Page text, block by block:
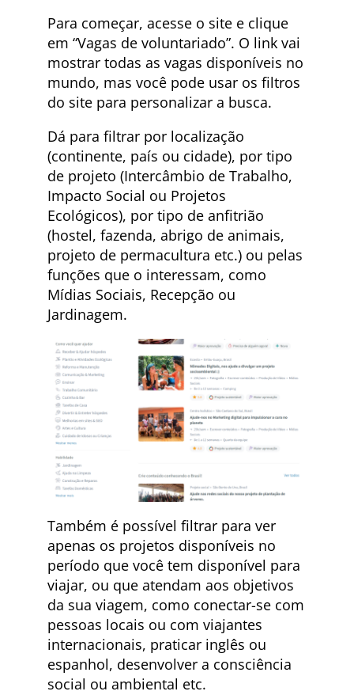
Para começar, acesse o site e clique
em “Vagas de voluntariado”. O link vai
mostrar todas as vagas disponíveis no
mundo, mas você pode usar os filtros
do site para personalizar a busca.
Dá para filtrar por localização
(continente, país ou cidade), por tipo
de projeto (Intercâmbio de Trabalho,
Impacto Social ou Projetos
Ecológicos), por tipo de anfitrião
(hostel, fazenda, abrigo de animais,
projeto de permacultura etc.) ou pelas
funções que o interessam, como
Mídias Sociais, Recepção ou
Jardinagem.
Também é possível filtrar para ver
apenas os projetos disponíveis no
período que você tem disponível para
viajar, ou que atendam aos objetivos
da sua viagem, como conectar-se com
pessoas locais ou com viajantes
internacionais, praticar inglês ou
espanhol, desenvolver a consciência
social ou ambiental etc.